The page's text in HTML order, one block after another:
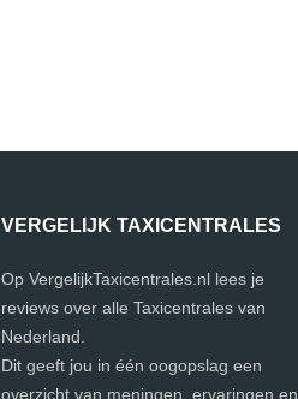
VERGELIJK TAXICENTRALES
Op VergelijkTaxicentrales.nl lees je
reviews over alle Taxicentrales van
Nederland.
Dit geeft jou in één oogopslag een
overzicht van meningen, ervaringen en